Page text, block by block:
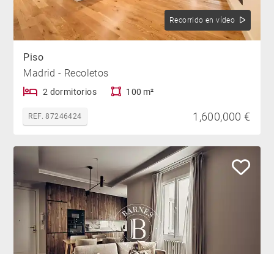
Recorrido en vídeo
Piso
Madrid - Recoletos
2 dormitorios 100 m²
REF. 87246424 1,600,000 €